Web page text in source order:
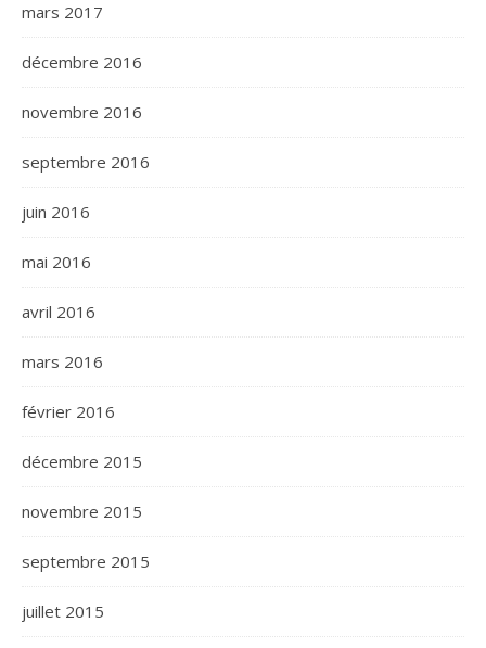
mars 2017
décembre 2016
novembre 2016
septembre 2016
juin 2016
mai 2016
avril 2016
mars 2016
février 2016
décembre 2015
novembre 2015
septembre 2015
juillet 2015